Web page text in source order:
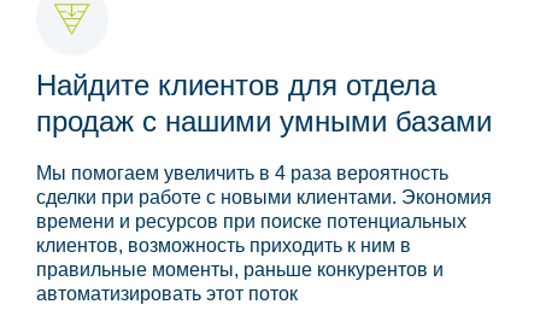
Найдите клиентов для отдела
продаж с нашими умными базами
Мы помогаем увеличить в 4 раза вероятность
сделки при работе с новыми клиентами. Экономия
времени и ресурсов при поиске потенциальных
клиентов, возможность приходить к ним в
правильные моменты, раньше конкурентов и
автоматизировать этот поток